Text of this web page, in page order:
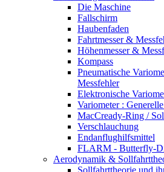
Die Maschine
Fallschirm
Haubenfaden
Fahrtmesser &
Höhenmesser &
Kompass
Pneumatische
Messfehler
Elektronische
Variometer :
MacCready-Ring /
Verschlauchung
Endanflughilfsmittel
FLARM - Butterfly-
Aerodynamik &
Sollfahrttheorie und